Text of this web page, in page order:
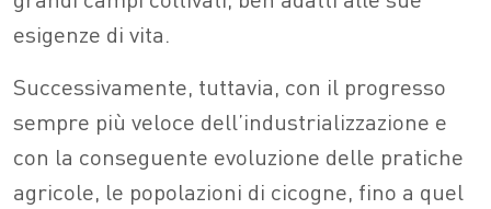
esigenze di vita.
Successivamente, tuttavia, con il progresso
sempre più veloce dell’industrializzazione e
con la conseguente evoluzione delle pratiche
agricole, le popolazioni di cicogne, fino a quel